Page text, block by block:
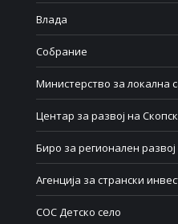
Влада
Собрание
Министерство за локална
Центар за развој на
Биро за регионален развој
Агенција за странски
СОС Детско село